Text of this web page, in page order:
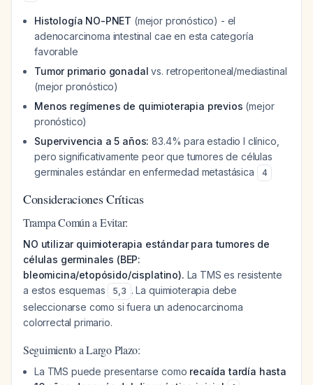
Histología NO-PNET (mejor pronóstico) - el
adenocarcinoma intestinal cae en esta categoría
favorable
Tumor primario gonadal vs. retroperitoneal/mediastinal
(mejor pronóstico)
Menos regímenes de quimioterapia previos (mejor
pronóstico)
Supervivencia a 5 años: 83.4% para estadio I clínico,
pero significativamente peor que tumores de células
germinales estándar en enfermedad metastásica
4
Consideraciones Críticas
Trampa Común a Evitar:
NO utilizar quimioterapia estándar para tumores de
células germinales (BEP:
bleomicina/etopósido/cisplatino). La TMS es resistente
a estos esquemas
5,3 . La quimioterapia debe
seleccionarse como si fuera un adenocarcinoma
colorrectal primario.
Seguimiento a Largo Plazo:
La TMS puede presentarse como recaída tardía hasta